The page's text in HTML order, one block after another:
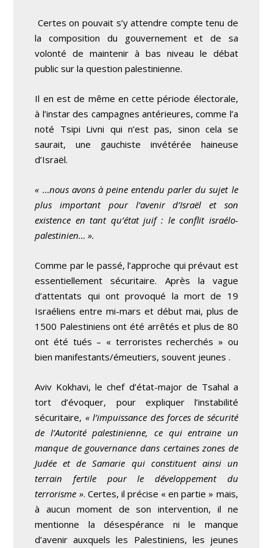
Certes on pouvait s’y attendre compte tenu de
la composition du gouvernement et de sa
volonté de maintenir à bas niveau le débat
public sur la question palestinienne.
Il en est de même en cette période électorale,
à l’instar des campagnes antérieures, comme l’a
noté Tsipi Livni qui n’est pas, sinon cela se
saurait, une gauchiste invétérée haineuse
d’Israël.
« …nous avons à peine entendu parler du sujet le
plus important pour l’avenir d’Israël et son
existence en tant qu’état juif: le conflit israélo-
palestinien… ».
Comme par le passé, l’approche qui prévaut est
essentiellement sécuritaire. Après la vague
d’attentats qui ont provoqué la mort de 19
Israéliens entre mi-mars et début mai, plus de
1500 Palestiniens ont été arrêtés et plus de 80
ont été tués – « terroristes recherchés » ou
bien manifestants/émeutiers, souvent jeunes .
Aviv Kokhavi, le chef d’état-major de Tsahal a
tort d’évoquer, pour expliquer l’instabilité
sécuritaire, « l’impuissance des forces de sécurité
de l’Autorité palestinienne, ce qui entraine un
manque de gouvernance dans certaines zones de
Judée et de Samarie qui constituent ainsi un
terrain fertile pour le développement du
terrorisme ». Certes, il précise « en partie » mais,
à aucun moment de son intervention, il ne
mentionne la désespérance ni le manque
d’avenir auxquels les Palestiniens, les jeunes